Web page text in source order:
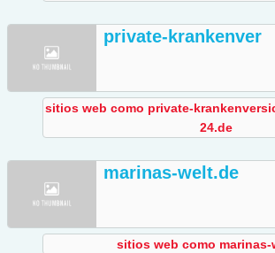
private-krankenver
sitios web como private-
24.de
marinas-welt.de
sitios web como marinas-